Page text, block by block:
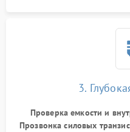
3.
Проверка емкости и
Прозвонка силовых